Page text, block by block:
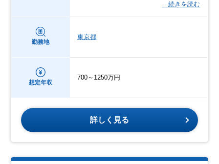
…続きを読む
勤務地
東京都
想定年収
700～1250万円
詳しく見る